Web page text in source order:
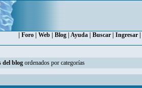
Foro| Web| Blog| Ayuda| Buscar| Ingresar|
del blog ordenados por categorías